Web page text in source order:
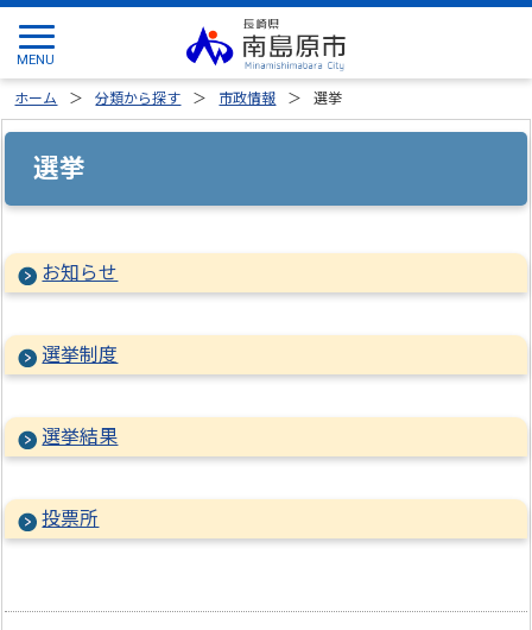
ホーム 分類から探す 市政情報 選挙
選挙
お知らせ
選挙制度
選挙結果
投票所